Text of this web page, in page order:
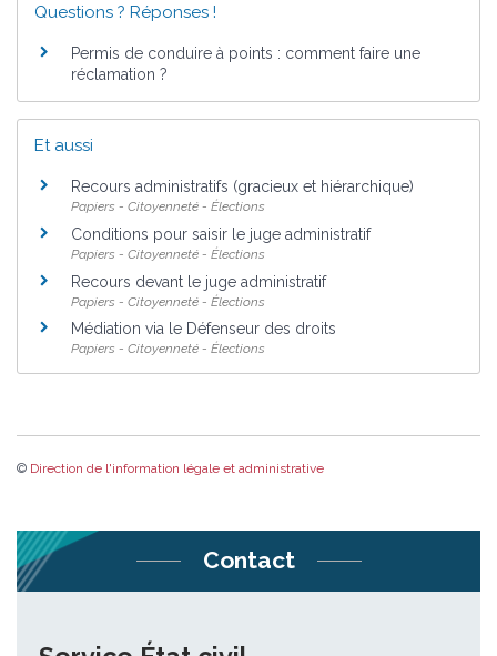
Questions ? Réponses !
Permis de conduire à points : comment faire une
réclamation ?
Et aussi
Recours administratifs (gracieux et hiérarchique)
Papiers - Citoyenneté - Élections
Conditions pour saisir le juge administratif
Papiers - Citoyenneté - Élections
Recours devant le juge administratif
Papiers - Citoyenneté - Élections
Médiation via le Défenseur des droits
Papiers - Citoyenneté - Élections
© Direction de l'information légale et administrative
Contact